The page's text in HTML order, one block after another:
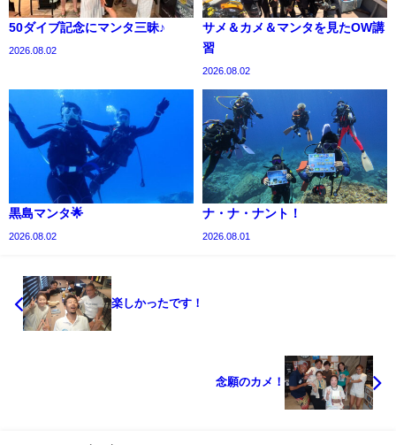
50ダイブ記念にマンタ三昧♪
2026.08.02
サメ＆カメ＆マンタを見たOW講
習
2026.08.02
黒島マンタ🌟
2026.08.02
ナ・ナ・ナント！
2026.08.01
楽しかったです！
念願のカメ！